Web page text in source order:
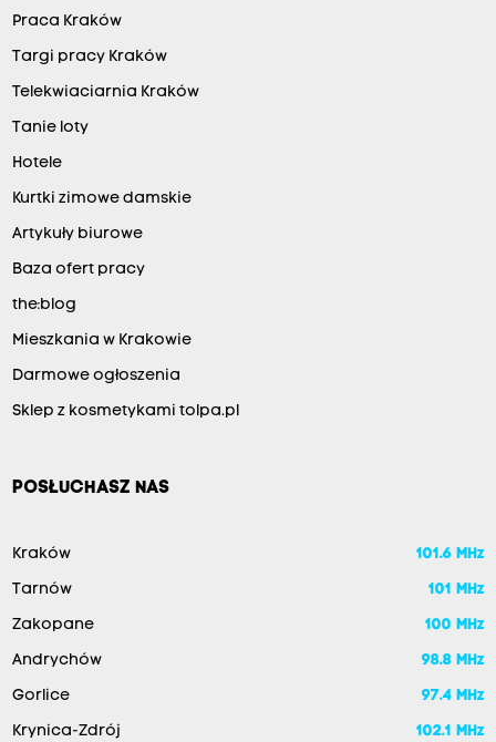
Praca Kraków
Targi pracy Kraków
Telekwiaciarnia Kraków
Tanie loty
Hotele
Kurtki zimowe damskie
Artykuły biurowe
Baza ofert pracy
the:blog
Mieszkania w Krakowie
Darmowe ogłoszenia
Sklep z kosmetykami tolpa.pl
POSŁUCHASZ NAS
Kraków 101.6 MHz
Tarnów 101 MHz
Zakopane 100 MHz
Andrychów 98.8 MHz
Gorlice 97.4 MHz
Krynica-Zdrój 102.1 MHz